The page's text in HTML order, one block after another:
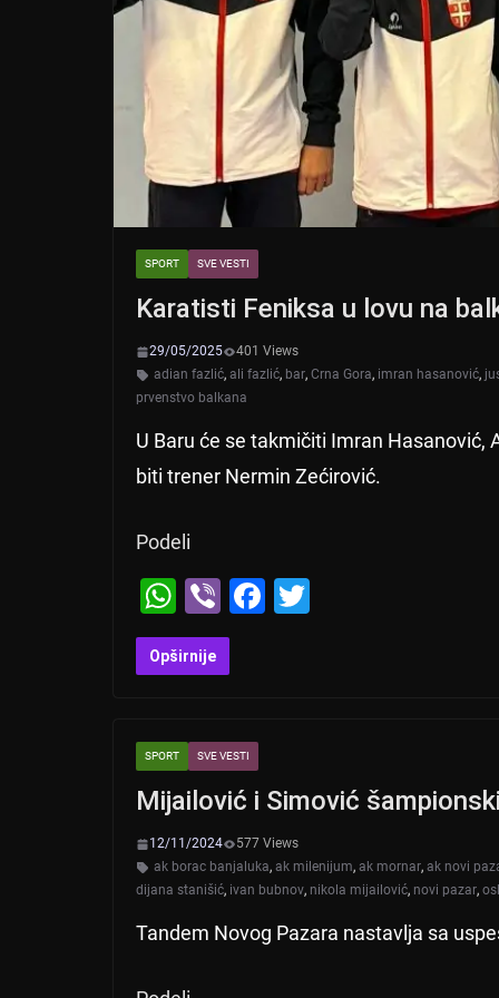
SPORT SVE VESTI
Karatisti Feniksa u lovu na
29/05/2025
401 Views
adian fazlić, ali fazlić, bar, Crna Gora, imran hasanović,
prvenstvo balkana
U Baru će se takmičiti Imran Hasanović,
biti trener Nermin Zećirović.
Podeli
W
h
at
A
p
p
Vi
b
er
F
o
k
Opširnije
SPORT SVE VESTI
Mijailović i Simović
12/11/2024
577 Views
ak borac banjaluka, ak milenijum, ak mornar, ak novi
dijana stanišić, ivan bubnov, nikola mijailović, novi pazar,
Tandem Novog Pazara nastavlja sa